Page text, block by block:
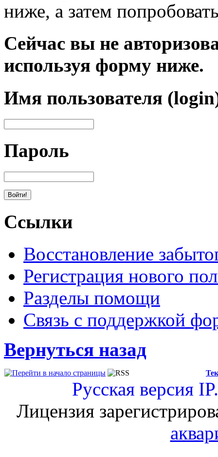
ниже, а затем
Сейчас вы не
используя форму ниже.
Имя пользователя
Пароль
Ссылки
Восстановление
Регистрация нового
Разделы помощи
Связь с поддержкой
Вернуться назад
Русская версия
Лицензия